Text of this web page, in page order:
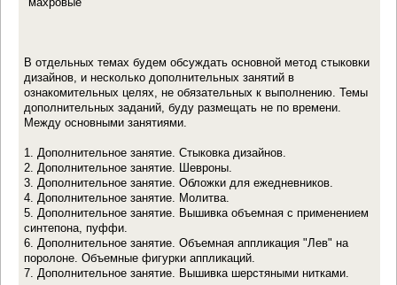
В отдельных темах будем обсуждать основной метод стыковки
дизайнов, и несколько дополнительных занятий в
ознакомительных целях, не обязательных к выполнению. Темы
дополнительных заданий, буду размещать не по времени.
Между основными занятиями.
1. Дополнительное занятие. Стыковка дизайнов.
2. Дополнительное занятие. Шевроны.
3. Дополнительное занятие. Обложки для ежедневников.
4. Дополнительное занятие. Молитва.
5. Дополнительное занятие. Вышивка объемная с применением
синтепона, пуффи.
6. Дополнительное занятие. Объемная аппликация "Лев" на
поролоне. Объемные фигурки аппликаций.
7. Дополнительное занятие. Вышивка шерстяными нитками.